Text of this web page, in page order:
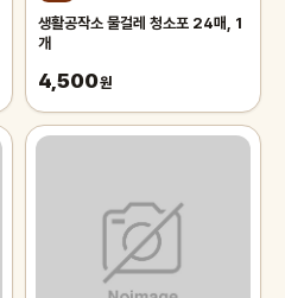
생활공작소 물걸레 청소포 24매, 1
개
4,500원